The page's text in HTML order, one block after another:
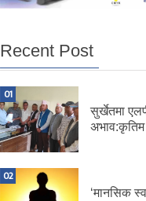
Recent Post
01
सुर्खेतमा
02
‘मानसिक